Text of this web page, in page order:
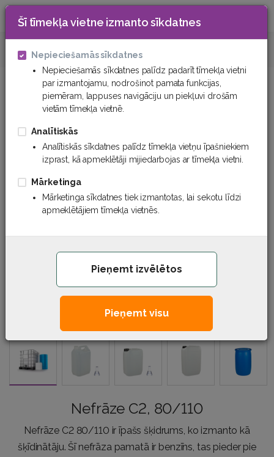
Ķīmiskās izejvielas
Nefrāze C2, 80/110
Nefrāze C2 80/110 ir īpašs šķidrums, ko izmanto kā
šķīdinātāju. Šī nefrāza pamatā ir benzīns, tas pieder pie
Šī tīmekļa vietne izmanto sīkdatnes
Nepieciešamās sīkdatnes
Nepieciešamās sīkdatnes palīdz padarīt tīmekļa vietni
par izmantojamu, nodrošinot pamata funkcijas,
piemēram, lappuses navigāciju un piekļuvi drošām
vietām tīmekļa vietnē.
Analītiskās
Analītiskās sīkdatnes palīdz tīmekļa vietņu īpašniekiem
izprast, kā apmeklētāji mijiedarbojas ar tīmekļa vietni.
Mārketinga
Mārketinga sīkdatnes tiek izmantotas, lai sekotu līdzi
apmeklētājiem tīmekļa vietnēs.
Pieņemt izvēlētos
Pieņemt visu